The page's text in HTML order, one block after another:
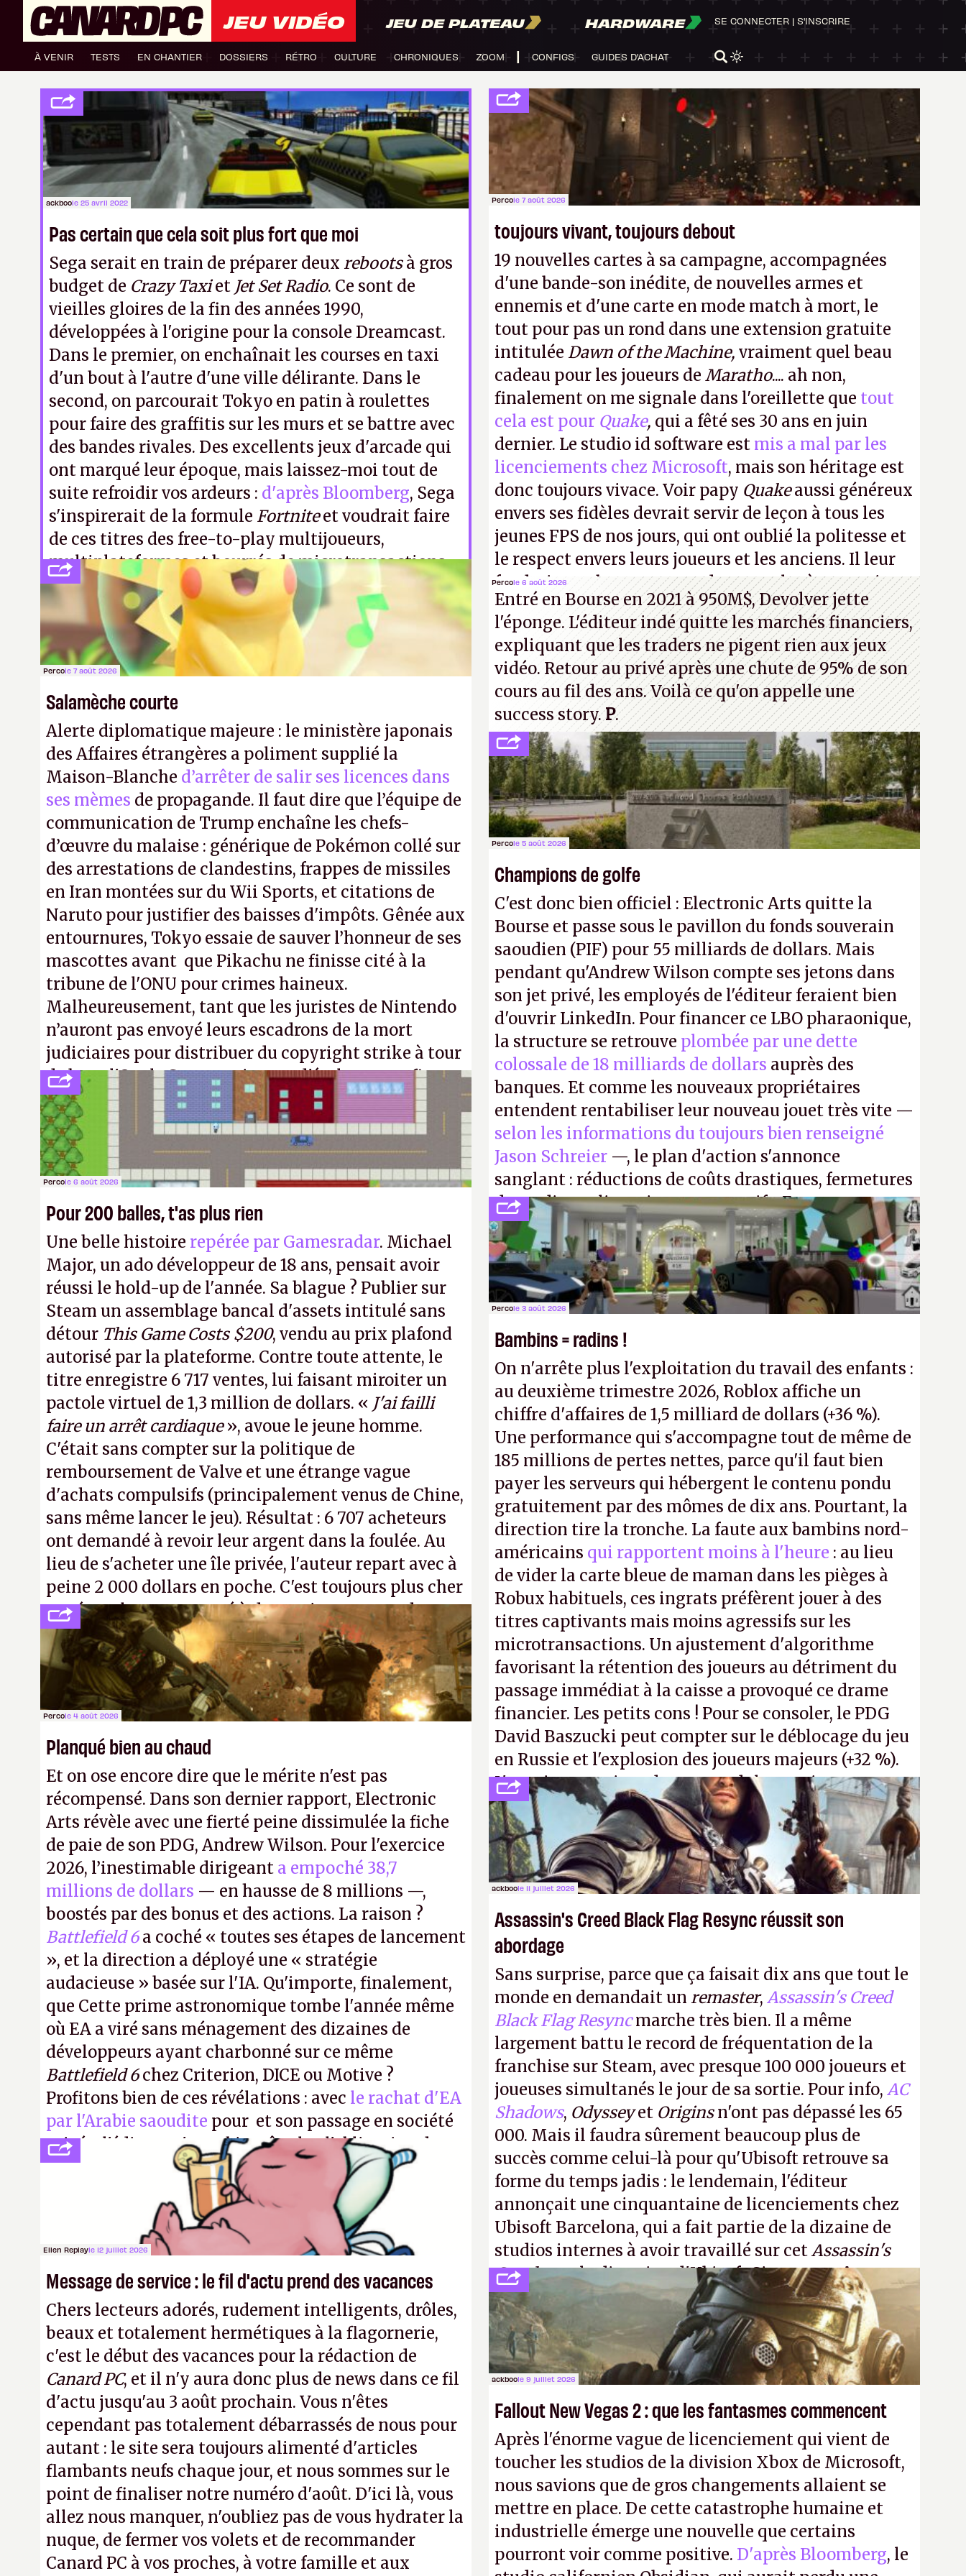
JEU VIDÉO JEU DE PLATEAU HARDWARE
À VENIR TESTS EN CHANTIER DOSSIERS RÉTRO CULTURE CHRONIQUES ZOOM CONFIGS GUIDES D'ACHAT
SE CONNECTER | S'INSCRIRE
ackboole 25 avril 2022
Pas certain que cela soit plus fort que moi
Sega serait en train de préparer deux rebootsà gros
budget de Crazy Taxiet Jet Set Radio. Ce sont de
vieilles gloires de la fin des années 1990,
développées à l'origine pour la console Dreamcast.
Dans le premier, on enchaînait les courses en taxi
d'un bout à l'autre d'une ville délirante. Dans le
second, on parcourait Tokyo en patin à roulettes
pour faire des graffitis sur les murs et se battre avec
des bandes rivales. Des excellents jeux d'arcade qui
ont marqué leur époque, mais laissez-moi tout de
suite refroidir vos ardeurs : d'après Bloomberg, Sega
s'inspirerait de la formule Fortniteet voudrait faire
de ces titres des free-to-play multijoueurs,
multiplateformes et bourrés de microtransactions.
A.
Percole 7 août 2026
toujours vivant, toujours debout
19 nouvelles cartes à sa campagne, accompagnées
d'une bande-son inédite, de nouvelles armes et
ennemis et d'une carte en mode match à mort, le
tout pour pas un rond dans une extension gratuite
intitulée Dawn of the Machine, vraiment quel beau
cadeau pour les joueurs de Maratho.... ah non,
finalement on me signale dans l'oreillette que tout
cela est pour Quake, qui a fêté ses 30 ans en juin
dernier. Le studio id software est mis a mal par les
licenciements chez Microsoft, mais son héritage est
donc toujours vivace. Voir papy Quakeaussi généreux
envers ses fidèles devrait servir de leçon à tous les
jeunes FPS de nos jours, qui ont oublié la politesse et
le respect envers leurs joueurs et les anciens. Il leur
faudrait une bonne guerre des consoles à ces petits
cons ! P.
Percole 7 août 2026
Salamèche courte
Alerte diplomatique majeure : le ministère japonais
des Affaires étrangères a poliment supplié la
Maison-Blanche d’arrêter de salir ses licences dans
ses mèmes de propagande. Il faut dire que l’équipe de
communication de Trump enchaîne les chefs-
d’œuvre du malaise : générique de Pokémon collé sur
des arrestations de clandestins, frappes de missiles
en Iran montées sur du Wii Sports, et citations de
Naruto pour justifier des baisses d'impôts. Gênée aux
entournures, Tokyo essaie de sauver l’honneur de ses
mascottes avant que Pikachu ne finisse cité à la
tribune de l'ONU pour crimes haineux.
Malheureusement, tant que les juristes de Nintendo
n’auront pas envoyé leurs escadrons de la mort
judiciaires pour distribuer du copyright strike à tour
de bras, l'Oncle Sam continuera d'étaler sa confiture
intellectuelle sur vos souvenirs d'enfance.P.
Percole 6 août 2026
Entré en Bourse en 2021 à 950M$, Devolver jette
l'éponge. L'éditeur indé quitte les marchés financiers,
expliquant que les traders ne pigent rien aux jeux
vidéo. Retour au privé après une chute de 95% de son
cours au fil des ans. Voilà ce qu'on appelle une
success story.P.
Percole 6 août 2026
Pour 200 balles, t'as plus rien
Une belle histoire repérée par Gamesradar. Michael
Major, un ado développeur de 18 ans, pensait avoir
réussi le hold-up de l'année. Sa blague ? Publier sur
Steam un assemblage bancal d'assets intitulé sans
détour This Game Costs $200, vendu au prix plafond
autorisé par la plateforme. Contre toute attente, le
titre enregistre 6 717 ventes, lui faisant miroiter un
pactole virtuel de 1,3 million de dollars. « J'ai failli
faire un arrêt cardiaque», avoue le jeune homme.
C'était sans compter sur la politique de
remboursement de Valve et une étrange vague
d'achats compulsifs (principalement venus de Chine,
sans même lancer le jeu). Résultat : 6 707 acheteurs
ont demandé à revoir leur argent dans la foulée. Au
lieu de s'acheter une île privée, l'auteur repart avec à
peine 2 000 dollars en poche. C'est toujours plus cher
payé que le temps passé à dev, mais ça apprendra aux
petits malins qu'on ne braque pas Gabe Newell aussi
facilement.P.
Percole 5 août 2026
Champions de golfe
C'est donc bien officiel : Electronic Arts quitte la
Bourse et passe sous le pavillon du fonds souverain
saoudien (PIF) pour 55 milliards de dollars. Mais
pendant qu'Andrew Wilson compte ses jetons dans
son jet privé, les employés de l'éditeur feraient bien
d'ouvrir LinkedIn. Pour financer ce LBO pharaonique,
la structure se retrouve plombée par une dette
colossale de 18 milliards de dollars auprès des
banques. Et comme les nouveaux propriétaires
entendent rentabiliser leur nouveau jouet très vite —
selon les informations du toujours bien renseigné
Jason Schreier —, le plan d'action s'annonce
sanglant : réductions de coûts drastiques, fermetures
de studios et licenciements massifs. En gros, essorer
FCet Battlefield, puis virer le reste.P.
Percole 4 août 2026
Planqué bien au chaud
Et on ose encore dire que le mérite n'est pas
récompensé. Dans son dernier rapport, Electronic
Arts révèle avec une fierté peine dissimulée la fiche
de paie de son PDG, Andrew Wilson. Pour l'exercice
2026, l’inestimable dirigeant a empoché 38,7
millions de dollars — en hausse de 8 millions —,
boostés par des bonus et des actions. La raison ?
Battlefield 6a coché « toutes ses étapes de lancement
», et la direction a déployé une « stratégie
audacieuse » basée sur l'IA. Qu'importe, finalement,
que Cette prime astronomique tombe l'année même
où EA a viré sans ménagement des dizaines de
développeurs ayant charbonné sur ce même
Battlefield 6chez Criterion, DICE ou Motive ?
Profitons bien de ces révélations : avec le rachat d'EA
par l'Arabie saoudite pour et son passage en société
privée, l'éditeur n'aura bientôt plus l'obligation de
publier ses bilans. Encore une victoire pour la
Percole 3 août 2026
Bambins = radins !
On n'arrête plus l'exploitation du travail des enfants :
au deuxième trimestre 2026, Roblox affiche un
chiffre d'affaires de 1,5 milliard de dollars (+36 %).
Une performance qui s'accompagne tout de même de
185 millions de pertes nettes, parce qu'il faut bien
payer les serveurs qui hébergent le contenu pondu
gratuitement par des mômes de dix ans. Pourtant, la
direction tire la tronche. La faute aux bambins nord-
américains qui rapportent moins à l'heure : au lieu
de vider la carte bleue de maman dans les pièges à
Robux habituels, ces ingrats préfèrent jouer à des
titres captivants mais moins agressifs sur les
microtransactions. Un ajustement d'algorithme
favorisant la rétention des joueurs au détriment du
passage immédiat à la caisse a provoqué ce drame
financier. Les petits cons ! Pour se consoler, le PDG
David Baszucki peut compter sur le déblocage du jeu
en Russie et l'explosion des joueurs majeurs (+32 %).
L'avenir appartient donc aux adultes, qui ne sont
jamais que des enfants avec du pouvoir d'achat.P.
Ellen Replayle 12 juillet 2026
Message de service : le fil d'actu prend des vacances
Chers lecteurs adorés, rudement intelligents, drôles,
beaux et totalement hermétiques à la flagornerie,
c'est le début des vacances pour la rédaction de
Canard PC, et il n'y aura donc plus de news dans ce fil
d'actu jusqu'au 3 août prochain. Vous n'êtes
cependant pas totalement débarrassés de nous pour
autant : le site sera toujours alimenté d'articles
flambants neufs chaque jour, et nous sommes sur le
point de finaliser notre numéro d'août. D'ici là, vous
allez nous manquer, n'oubliez pas de vous hydrater la
nuque, de fermer vos volets et de recommander
Canard PC à vos proches, à votre famille et aux
ackboole 11 juillet 2026
Assassin's Creed Black Flag Resync réussit son
abordage
Sans surprise, parce que ça faisait dix ans que tout le
monde en demandait un remaster, Assassin's Creed
Black Flag Resyncmarche très bien. Il a même
largement battu le record de fréquentation de la
franchise sur Steam, avec presque 100 000 joueurs et
joueuses simultanés le jour de sa sortie. Pour info, AC
Shadows, Odysseyet Originsn'ont pas dépassé les 65
000. Mais il faudra sûrement beaucoup plus de
succès comme celui-là pour qu'Ubisoft retrouve sa
forme du temps jadis : le lendemain, l'éditeur
annonçait une cinquantaine de licenciements chez
Ubisoft Barcelona, qui a fait partie de la dizaine de
studios internes à avoir travaillé sur cetAssassin's
Creedsous la direction d'Ubisoft Singapour.A.
ackboole 9 juillet 2026
Fallout New Vegas 2 : que les fantasmes commencent
Après l'énorme vague de licenciement qui vient de
toucher les studios de la division Xbox de Microsoft,
nous savions que de gros changements allaient se
mettre en place. De cette catastrophe humaine et
industrielle émerge une nouvelle que certains
pourront voir comme positive. D'après Bloomberg, le